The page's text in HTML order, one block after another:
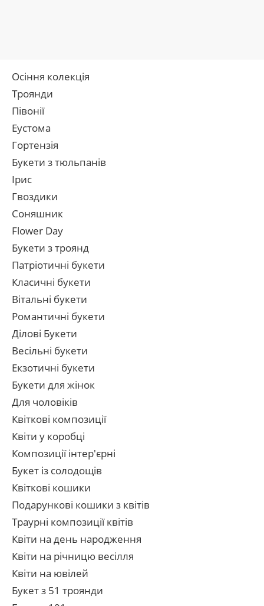
Осіння колекція
Троянди
Півонії
Еустома
Гортензія
Букети з тюльпанів
Ірис
Гвоздики
Соняшник
Flower Day
Букети з троянд
Патріотичні букети
Класичні букети
Вітальні букети
Романтичні букети
Ділові Букети
Весільні букети
Екзотичні букети
Букети для жінок
Для чоловіків
Квіткові композиції
Квіти у коробці
Композиції інтер'єрні
Букет із солодощів
Квіткові кошики
Подарункові кошики з квітів
Траурні композиції квітів
Квіти на день народження
Квіти на річницю весілля
Квіти на ювілей
Букет з 51 троянди